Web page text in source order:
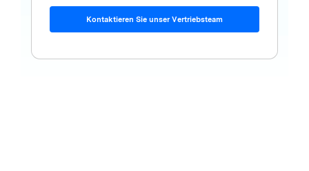
Kontaktieren Sie unser Vertriebsteam